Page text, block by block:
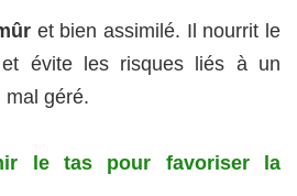
et bien assimilé. Il nourrit le
évite les risques liés à un
mal géré.
le tas pour favoriser la